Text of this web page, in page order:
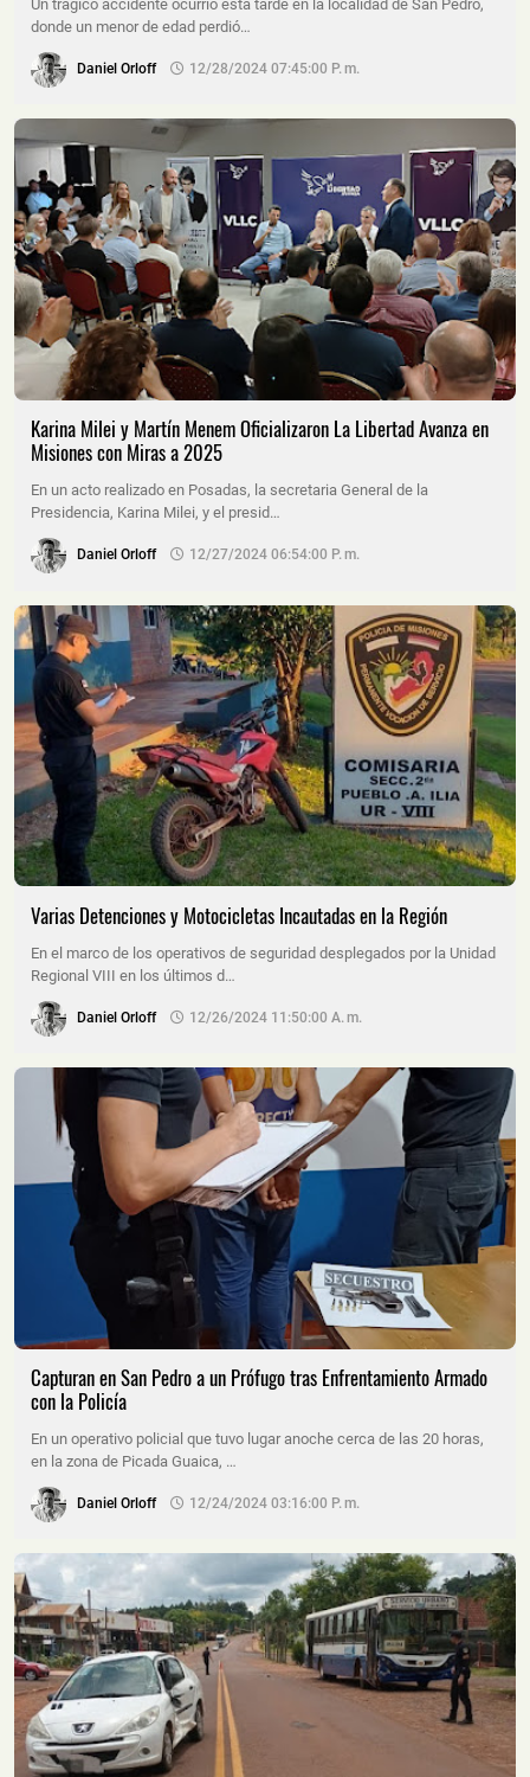
Un trágico accidente ocurrió esta tarde en la localidad de San Pedro,
donde un menor de edad perdió…
Daniel Orloff 12/28/2024 07:45:00 P. M.
Karina Milei y Martín Menem Oficializaron La Libertad Avanza en
Misiones con Miras a 2025
En un acto realizado en Posadas, la secretaria General de la
Presidencia, Karina Milei, y el presid…
Daniel Orloff 12/27/2024 06:54:00 P. M.
Varias Detenciones y Motocicletas Incautadas en la Región
En el marco de los operativos de seguridad desplegados por la Unidad
Regional VIII en los últimos d…
Daniel Orloff 12/26/2024 11:50:00 A. M.
Capturan en San Pedro a un Prófugo tras Enfrentamiento Armado
con la Policía
En un operativo policial que tuvo lugar anoche cerca de las 20 horas,
en la zona de Picada Guaica, …
Daniel Orloff 12/24/2024 03:16:00 P. M.